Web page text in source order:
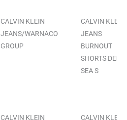
CALVIN KLEIN
JEANS/WARNACO
GROUP
CALVIN KLEIN
JEANS
BURNOUT
SHORTS DEEP
SEA S
CALVIN KLEIN CALVIN KLEIN